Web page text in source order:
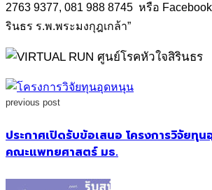
2763 9377, 081 988 8745 หรือ
รินธร ร.พ.พระมงกุฎเกล้า”
previous post
ประกาศเปิดรับข้อเสนอ โครงการวิจัยทุ
คณะแพทยศาสตร์ มธ.